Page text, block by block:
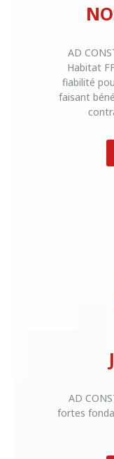
AD
Habitat
fiabilité
faisant
AD
fortes